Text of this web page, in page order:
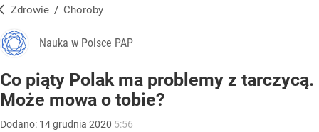
Zdrowie / Choroby
Nauka w Polsce PAP
Co piąty Polak ma problemy z tarczycą.
Może mowa o tobie?
Dodano: 14grudnia 2020 5:56